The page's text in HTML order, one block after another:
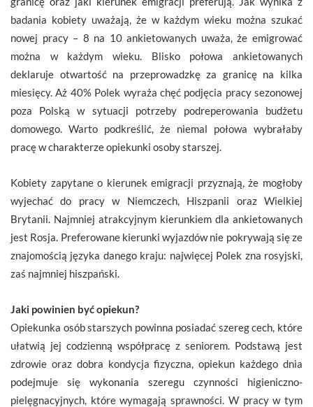
badania kobiety uważają, że w każdym wieku można szukać
nowej pracy – 8 na 10 ankietowanych uważa, że emigrować
można w każdym wieku. Blisko połowa ankietowanych
deklaruje otwartość na przeprowadzkę za granicę na kilka
miesięcy. Aż 40% Polek wyraża chęć podjęcia pracy sezonowej
poza Polską w sytuacji potrzeby podreperowania budżetu
domowego. Warto podkreślić, że niemal połowa wybrałaby
pracę w charakterze opiekunki osoby starszej.
Kobiety zapytane o kierunek emigracji przyznają, że mogłoby
wyjechać do pracy w Niemczech, Hiszpanii oraz Wielkiej
Brytanii. Najmniej atrakcyjnym kierunkiem dla ankietowanych
jest Rosja. Preferowane kierunki wyjazdów nie pokrywają się ze
znajomością języka danego kraju: najwięcej Polek zna rosyjski,
zaś najmniej hiszpański.
Jaki powinien być opiekun?
Opiekunka osób starszych powinna posiadać szereg cech, które
ułatwią jej codzienną współpracę z seniorem. Podstawą jest
zdrowie oraz dobra kondycja fizyczna, opiekun każdego dnia
podejmuje się wykonania szeregu czynności higieniczno-
pielęgnacyjnych, które wymagają sprawności. W pracy w tym